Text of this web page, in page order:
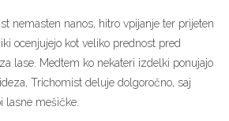
nemasten nanos, hitro vpijanje ter prijeten
ocenjujejo kot veliko prednost pred
lase. Medtem ko nekateri izdelki ponujajo
Trichomist deluje dolgoročno, saj
lasne mešičke.